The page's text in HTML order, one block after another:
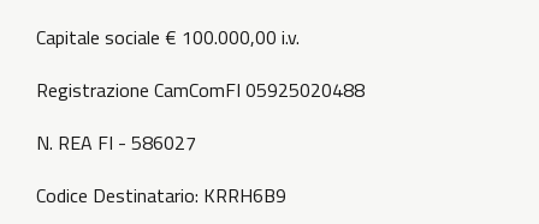
Capitale sociale € 100.000,00 i.v.
Registrazione CamComFI 05925020488
N. REA FI - 586027
Codice Destinatario: KRRH6B9